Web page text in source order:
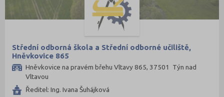
Střední odborná škola a Střední odborné učiliště,
Hněvkovice 865
Hněvkovice na pravém břehu Vltavy 865, 37501 Týn nad
Vltavou
Ředitel: Ing. Ivana Šuhájková